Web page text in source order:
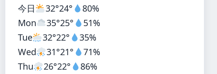
今日
32°24°
80%
Mon
35°25°
51%
Tue
32°22°
35%
Wed
31°21°
71%
Thu
26°22°
86%